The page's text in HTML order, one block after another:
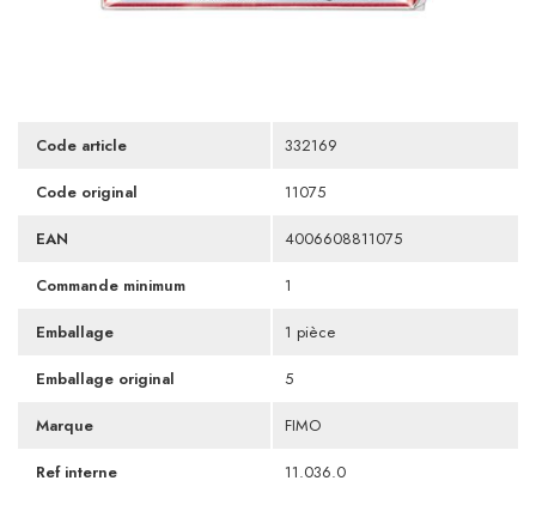
Code article 332169
Code original 11075
EAN 4006608811075
Commande minimum 1
Emballage 1 pièce
Emballage original 5
Marque FIMO
Ref interne 11.036.0